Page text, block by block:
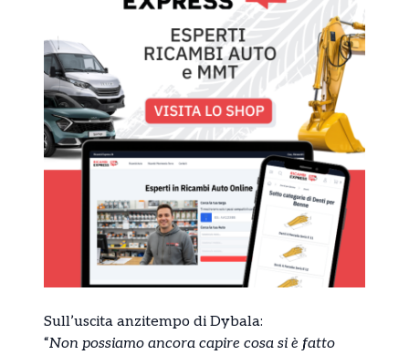
Sull’uscita anzitempo di Dybala:
“Non possiamo ancora capire cosa si è fatto